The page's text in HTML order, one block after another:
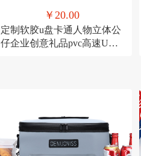
￥20.00
定制软胶u盘卡通人物立体公
仔企业创意礼品pvc高速U盘